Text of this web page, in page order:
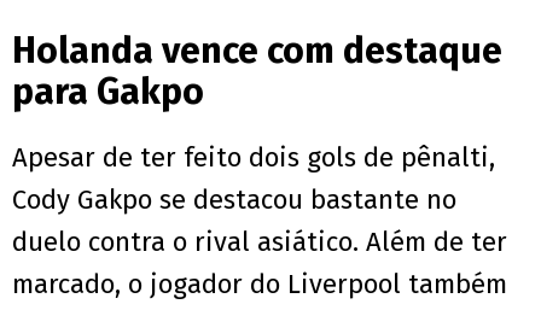
Holanda vence com destaque
para Gakpo
Apesar de ter feito dois gols de pênalti,
Cody Gakpo se destacou bastante no
duelo contra o rival asiático. Além de ter
marcado, o jogador do Liverpool também